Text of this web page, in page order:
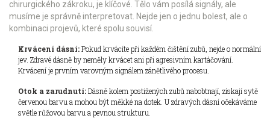
chirurgického zákroku, je klíčové. Tělo vám posílá signály, ale
musíme je správně interpretovat. Nejde jen o jednu bolest, ale o
kombinaci projevů, které spolu souvisí.
Krvácení dásní:Pokud krvácíte při každém čištění zubů, nejde o normální
jev. Zdravé dásně by neměly krvácet ani při agresivním kartáčování.
Krvácení je prvním varovným signálem zánětlivého procesu.
Otok a zarudnutí:Dásně kolem postižených zubů nabobtnají, získají sytě
červenou barvu a mohou být měkké na dotek. U zdravých dásní očekáváme
světle růžovou barvu a pevnou strukturu.